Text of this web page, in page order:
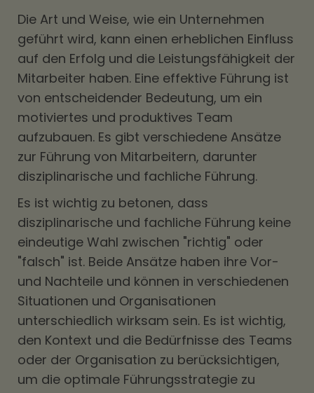
Die Art und Weise, wie ein Unternehmen
geführt wird, kann einen erheblichen Einfluss
auf den Erfolg und die Leistungsfähigkeit der
Mitarbeiter haben. Eine effektive Führung ist
von entscheidender Bedeutung, um ein
motiviertes und produktives Team
aufzubauen. Es gibt verschiedene Ansätze
zur Führung von Mitarbeitern, darunter
disziplinarische und fachliche Führung.
Es ist wichtig zu betonen, dass
disziplinarische und fachliche Führung keine
eindeutige Wahl zwischen "richtig" oder
"falsch" ist. Beide Ansätze haben ihre Vor-
und Nachteile und können in verschiedenen
Situationen und Organisationen
unterschiedlich wirksam sein. Es ist wichtig,
den Kontext und die Bedürfnisse des Teams
oder der Organisation zu berücksichtigen,
um die optimale Führungsstrategie zu